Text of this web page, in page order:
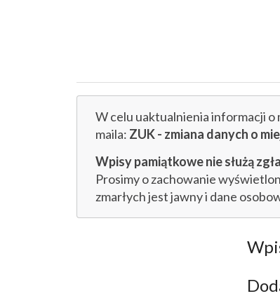
W celu uaktualnienia informacji o
maila: ZUK - zmiana danych o
Wpisy pamiątkowe nie służą
Prosimy o zachowanie
zmarłych jest jawny i dane